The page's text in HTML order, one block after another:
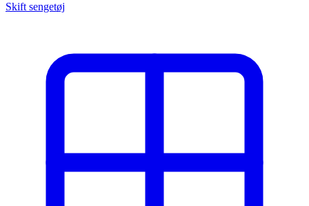
Skift sengetøj